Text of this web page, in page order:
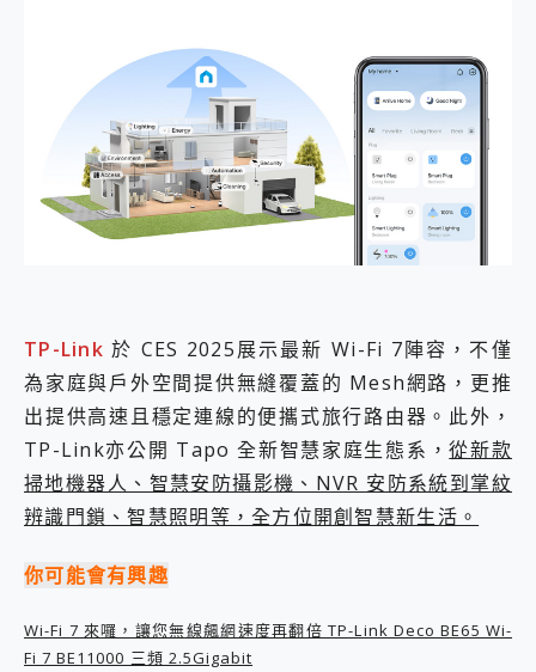
一鍵修復模糊影片、舊照的 AI 好幫手! VideoProc Converter AI 新版全解析 × 年末優惠，一篇全看懂
小朋友才做選擇 投影機 RGB藍牙音響 氛圍情境燈 我通通都要！ Starfish 2 幻彩膠囊投影機｜結合「 智慧投影 & 煥彩流動 」的沈浸式生活新體驗
外型超吸晴~ 給您絕佳操控體驗 GravaStar Mercury K1 系列 異星機械鍵盤與 Mercury X 系列 輕量無線電競滑鼠 開箱 評測
開箱~變身「蜘蛛人」椅子軍師！MSI MPG 491CQP QD-OLED 超寬曲面電競螢幕，多工辦公、爽度滿滿的終極桌面體驗
寶可夢飛人外掛iToolab AnyGo全新升級，GO Fest 五折優惠嗨翻天！支援 iOS/Android！
百倍變焦實測~ vivo X200 Pro 與 S25 Ultra 誰能滿足全場景拍攝需求？
超好用的 PLAUD NotePin AI 智慧錄音膠囊~ 您的AI 秘書已上線 每月免費送你 300分鐘轉寫
COMPUTEX 2025 來囉！AGI亞奇雷 AI・Gaming・創作儲存方案登場，趕快來AGI亞奇雷挑戰任務抽 PS5！
自帶線的 有線無線都能充 ONPRO MagReact M5 10000mAh 5合1 磁吸無線急速行動電源 開箱 評測
飛利浦 JS7310 ⚡【電急便｜行動儲能救車電源】 可靠的旅行夥伴！帶給您優異的安全性與強大供電效能
是螢幕也是電視! 一機超多用途「MSI微星 Modern MD272UPSW 27型」 4K IPS 輕薄商用智慧聯網螢幕 開箱 評測
您的專屬AI 助手 Yoga Slim 7 Aura Edition 觸控AI筆電 開箱 評測
好玩好拍 vivo V50 ~ 口袋裡的 Zeiss 潮流攝影棚!
TP-Link 於 CES 2025展示最新 Wi-Fi 7陣容，不僅
為家庭與戶外空間提供無縫覆蓋的 Mesh網路，更推
出提供高速且穩定連線的便攜式旅行路由器。此外，
TP-Link亦公開 Tapo 全新智慧家庭生態系，從新款
掃地機器人、智慧安防攝影機、NVR 安防系統到掌紋
辨識門鎖、智慧照明等，全方位開創智慧新生活。
你可能會有興趣
Wi-Fi 7 來囉，讓您無線飆網速度再翻倍 TP-Link Deco BE65 Wi-
Fi 7 BE11000 三頻 2.5Gigabit